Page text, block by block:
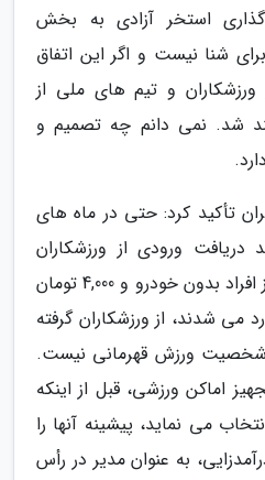
استخر آزادی به بخش
شنا نیست و اگر این اتفاق
ورزشکاران و تیم های ملی از
شد. نمی دانم چه تصمیم و
تأکید کرد: حتی در ماه های
ورودی از ورزشکاران
بودیم که مبلغ 2,000 تومان از افراد بدون خودرو و 4,000 تومان
می شدند، از ورزشکاران گرفته
ورزش قهرمانی نیست.
اماکن ورزشی، قبل از اینکه
می نماید، پیشینه آنها را
به عنوان مدیر در رأس